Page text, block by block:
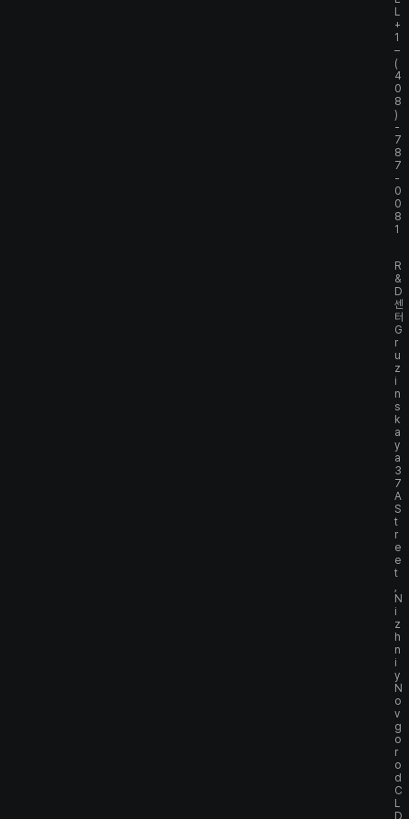
L
+
1
–
(
4
0
8
)
-
7
8
7
-
0
0
8
1
R
&
D
센
터
G
r
u
z
i
n
s
k
a
y
a
3
7
A
S
t
r
e
e
t
N
i
z
h
n
i
y
N
o
v
g
o
r
o
d
C
L